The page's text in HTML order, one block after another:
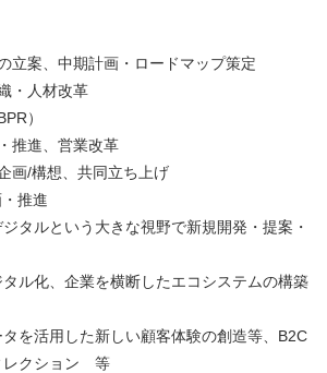
立案、中期計画・ロードマップ策定
・人材改革
）
推進、営業改革
画/構想、共同立ち上げ
推進
タルという大きな視野で新規開発・提案・
タル化、企業を横断したエコシステムの構築
タを活用した新しい顧客体験の創造等、B2C
レクション 等